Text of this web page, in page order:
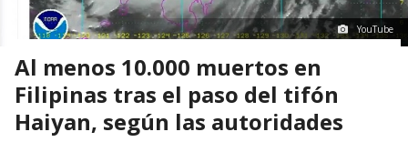
YouTube
Al menos 10.000 muertos en
Filipinas tras el paso del tifón
Haiyan, según las autoridades